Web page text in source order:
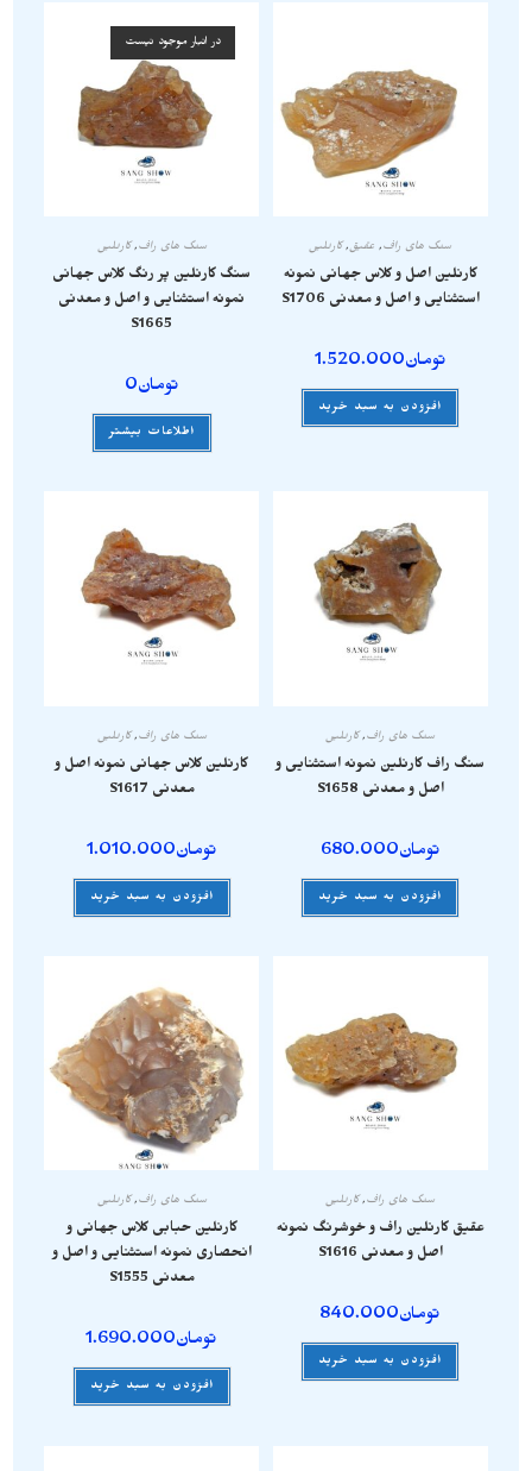
سنگ های راف, عقیق,کارنلین
کارنلین اصل و کلاس جهانی نمونه
استثنایی و اصل و معدنی S1706
تومان1.520.000
افزودن به سبد خرید
در انبار موجود نیست
سنگ های راف,کارنلین
سنگ کارنلین پر رنگ کلاس جهانی
نمونه استثنایی و اصل و معدنی
S1665
تومان0
اطلاعات بیشتر
سنگ های راف,کارنلین
سنگ راف کارنلین نمونه استثنایی و
اصل و معدنی S1658
تومان680.000
افزودن به سبد خرید
سنگ های راف,کارنلین
کارنلین کلاس جهانی نمونه اصل و
معدنی S1617
تومان1.010.000
افزودن به سبد خرید
سنگ های راف, کارنلین
عقیق کارنلین راف و خوشرنگ نمونه
اصل و معدنی S1616
تومان840.000
افزودن به سبد خرید
سنگ های راف,کارنلین
کارنلین حبابی کلاس جهانی و
انحصاری نمونه استثنایی و اصل و
معدنی S1555
تومان1.690.000
افزودن به سبد خرید